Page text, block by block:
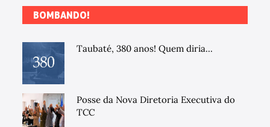
BOMBANDO!
Taubaté, 380 anos! Quem diria...
Posse da Nova Diretoria Executiva do
TCC